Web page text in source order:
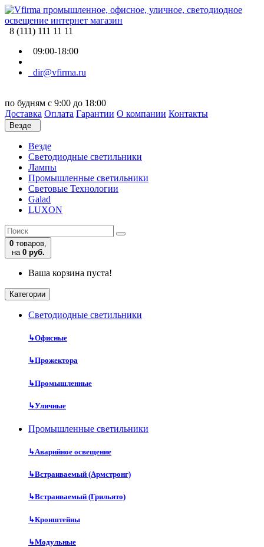
8 (111) 111 11 11
09:00-18:00
dir@vfirma.ru
по будням с 9:00 до 18:00
Доставка Оплата Гарантии О компании Контакты
Везде
Везде
Cветодиодные светильники
Лампы
Промышленные светильники
Световые Технологии
Galad
LUXON
0 товаров,
на 0 руб.
Ваша корзина пуста!
Категории
Cветодиодные светильники
↳Офисные
↳Прожектора
↳Промышленные
↳Уличные
Промышленные светильники
↳Аварийное освещение
↳Встраиваемый (Армстронг)
↳Встраиваемый (Грильято)
↳Кронштейны
↳Модульные